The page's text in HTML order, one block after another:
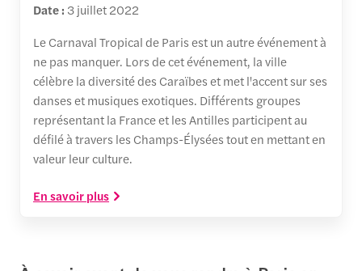
Date : 3 juillet 2022
Le Carnaval Tropical de Paris est un autre événement à
ne pas manquer. Lors de cet événement, la ville
célèbre la diversité des Caraïbes et met l'accent sur ses
danses et musiques exotiques. Différents groupes
représentant la France et les Antilles participent au
défilé à travers les Champs-Élysées tout en mettant en
valeur leur culture.
En savoir plus